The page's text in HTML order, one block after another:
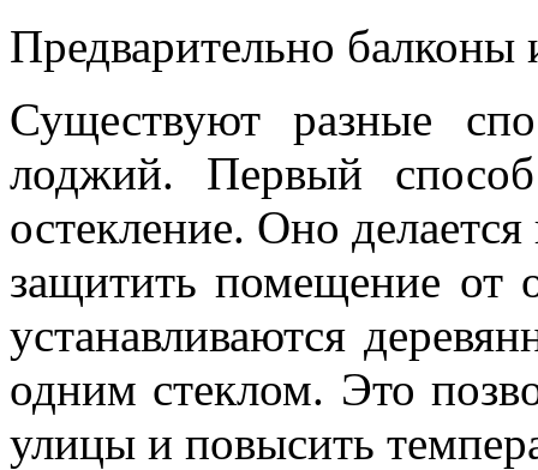
Предварительно балконы
Существуют разные
лоджий. Первый
остекление. Оно
защитить помещение от
устанавливаются
одним стеклом. Это
улицы и повысить